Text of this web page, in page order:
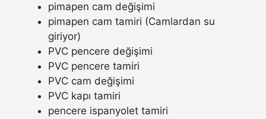
pimapen cam değişimi
pimapen cam tamiri (Camlardan su
giriyor)
PVC pencere değişimi
PVC pencere tamiri
PVC cam değişimi
PVC kapı tamiri
pencere ispanyolet tamiri